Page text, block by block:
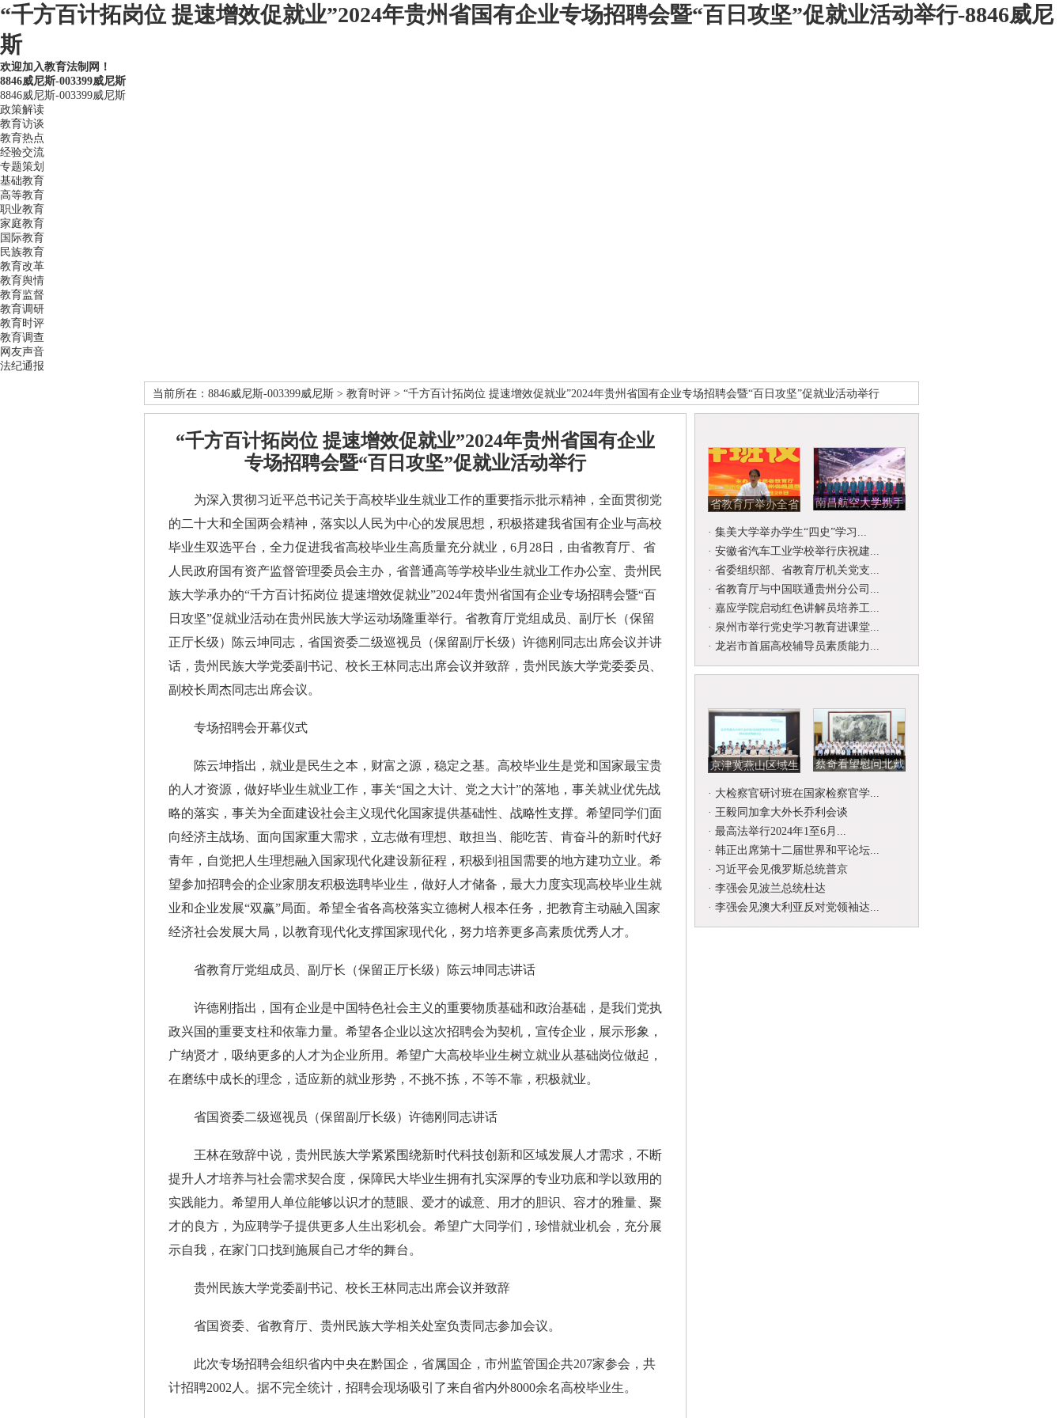
“千方百计拓岗位 提速增效促就业”2024年贵州省国有企业专场招聘会暨“百日攻坚”促就业活动举行-8846威尼
斯
欢迎加入教育法制网！
8846威尼斯-003399威尼斯
8846威尼斯-003399威尼斯
政策解读
教育访谈
教育热点
经验交流
专题策划
基础教育
高等教育
职业教育
家庭教育
国际教育
民族教育
教育改革
教育舆情
教育监督
教育调研
教育时评
教育调查
网友声音
法纪通报
当前所在： 8846威尼斯-003399威尼斯 > 教育时评 > “千方百计拓岗位 提速增效促就业”2024年贵州省国有企业专场招聘会暨“百日攻坚”促就业活动举行
“千方百计拓岗位 提速增效促就业”2024年贵州省国有企业
专场招聘会暨“百日攻坚”促就业活动举行
为深入贯彻习近平总书记关于高校毕业生就业工作的重要指示批示精神，全面贯彻党
的二十大和全国两会精神，落实以人民为中心的发展思想，积极搭建我省国有企业与高校
毕业生双选平台，全力促进我省高校毕业生高质量充分就业，6月28日，由省教育厅、省
人民政府国有资产监督管理委员会主办，省普通高等学校毕业生就业工作办公室、贵州民
族大学承办的“千方百计拓岗位 提速增效促就业”2024年贵州省国有企业专场招聘会暨“百
日攻坚”促就业活动在贵州民族大学运动场隆重举行。省教育厅党组成员、副厅长（保留
正厅长级）陈云坤同志，省国资委二级巡视员（保留副厅长级）许德刚同志出席会议并讲
话，贵州民族大学党委副书记、校长王林同志出席会议并致辞，贵州民族大学党委委员、
副校长周杰同志出席会议。
专场招聘会开幕仪式
陈云坤指出，就业是民生之本，财富之源，稳定之基。高校毕业生是党和国家最宝贵
的人才资源，做好毕业生就业工作，事关“国之大计、党之大计”的落地，事关就业优先战
略的落实，事关为全面建设社会主义现代化国家提供基础性、战略性支撑。希望同学们面
向经济主战场、面向国家重大需求，立志做有理想、敢担当、能吃苦、肯奋斗的新时代好
青年，自觉把人生理想融入国家现代化建设新征程，积极到祖国需要的地方建功立业。希
望参加招聘会的企业家朋友积极选聘毕业生，做好人才储备，最大力度实现高校毕业生就
业和企业发展“双赢”局面。希望全省各高校落实立德树人根本任务，把教育主动融入国家
经济社会发展大局，以教育现代化支撑国家现代化，努力培养更多高素质优秀人才。
省教育厅党组成员、副厅长（保留正厅长级）陈云坤同志讲话
许德刚指出，国有企业是中国特色社会主义的重要物质基础和政治基础，是我们党执
政兴国的重要支柱和依靠力量。希望各企业以这次招聘会为契机，宣传企业，展示形象，
广纳贤才，吸纳更多的人才为企业所用。希望广大高校毕业生树立就业从基础岗位做起，
在磨练中成长的理念，适应新的就业形势，不挑不拣，不等不靠，积极就业。
省国资委二级巡视员（保留副厅长级）许德刚同志讲话
王林在致辞中说，贵州民族大学紧紧围绕新时代科技创新和区域发展人才需求，不断
提升人才培养与社会需求契合度，保障民大毕业生拥有扎实深厚的专业功底和学以致用的
实践能力。希望用人单位能够以识才的慧眼、爱才的诚意、用才的胆识、容才的雅量、聚
才的良方，为应聘学子提供更多人生出彩机会。希望广大同学们，珍惜就业机会，充分展
示自我，在家门口找到施展自己才华的舞台。
贵州民族大学党委副书记、校长王林同志出席会议并致辞
省国资委、省教育厅、贵州民族大学相关处室负责同志参加会议。
此次专场招聘会组织省内中央在黔国企，省属国企，市州监管国企共207家参会，共
计招聘2002人。据不完全统计，招聘会现场吸引了来自省内外8000余名高校毕业生。
省教育厅举办全省
（园）长工作...
南昌航空大学携手
合唱团举...
· 集美大学举办学生“四史”学习...
· 安徽省汽车工业学校举行庆祝建...
· 省委组织部、省教育厅机关党支...
· 省教育厅与中国联通贵州分公司...
· 嘉应学院启动红色讲解员培养工...
· 泉州市举行党史学习教育进课堂...
· 龙岩市首届高校辅导员素质能力...
京津冀燕山区域生
作联席会...
蔡奇看望慰问北戴
· 大检察官研讨班在国家检察官学...
· 王毅同加拿大外长乔利会谈
· 最高法举行2024年1至6月...
· 韩正出席第十二届世界和平论坛...
· 习近平会见俄罗斯总统普京
· 李强会见波兰总统杜达
· 李强会见澳大利亚反对党领袖达...